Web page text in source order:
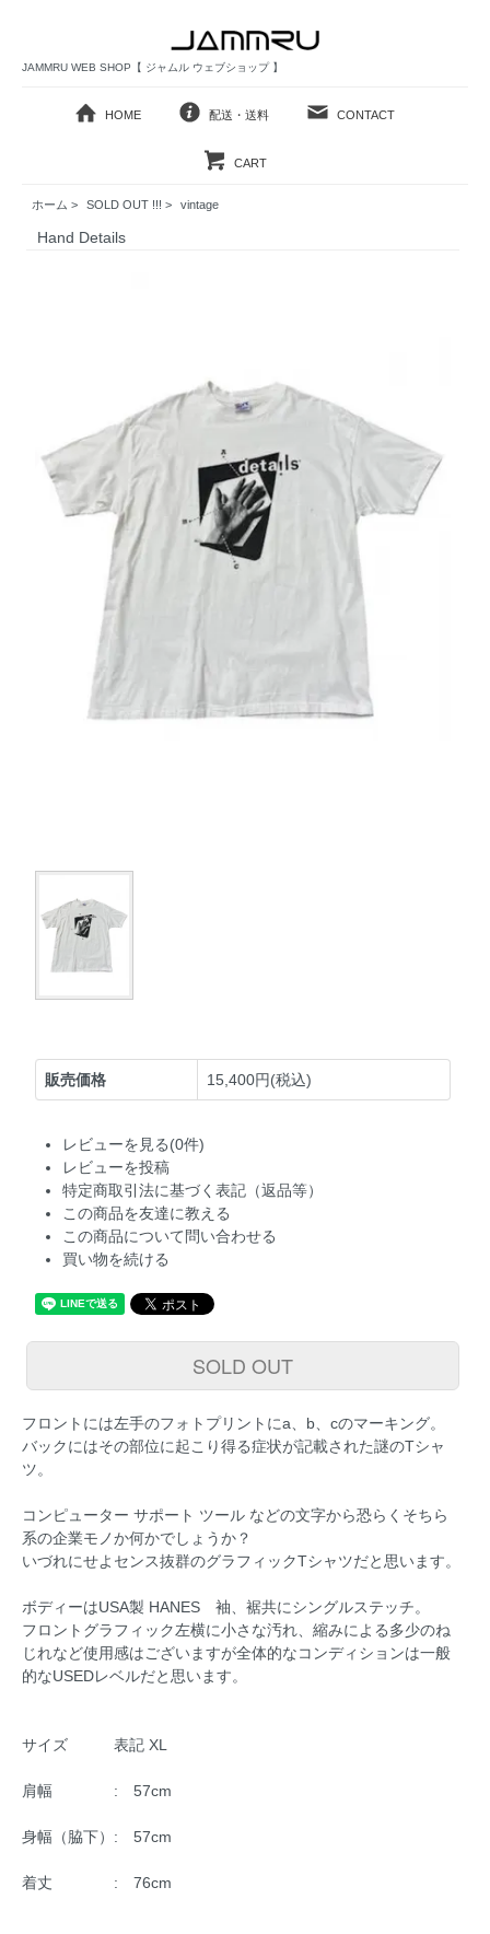
JAMMRU WEB SHOP【 ジャムル ウェブショップ 】
HOME 配送・送料 CONTACT
CART
ホーム > SOLD OUT !!! > vintage
Hand Details
販売価格 15,400円(税込)
レビューを見る(0件)
レビューを投稿
特定商取引法に基づく表記（返品等）
この商品を友達に教える
この商品について問い合わせる
買い物を続ける
SOLD OUT
フロントには左手のフォトプリントにa、b、cのマーキング。
バックにはその部位に起こり得る症状が記載された謎のTシャ
ツ。
コンピューター サポート ツール などの文字から恐らくそちら
系の企業モノか何かでしょうか？
いづれにせよセンス抜群のグラフィックTシャツだと思います。
ボディーはUSA製 HANES 袖、裾共にシングルステッチ。
フロントグラフィック左横に小さな汚れ、縮みによる多少のね
じれなど使用感はございますが全体的なコンディションは一般
的なUSEDレベルだと思います。
サイズ 表記 XL
肩幅 : 57cm
身幅（脇下）: 57cm
着丈 : 76cm